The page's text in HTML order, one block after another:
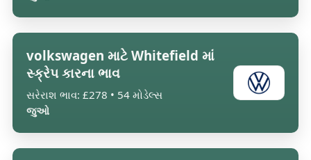
volkswagen માટે Whitefield માં
સ્ક્રેપ કારના ભાવ
સરેરાશ ભાવ: £278 • 54 મોડેલ્સ
જુઓ